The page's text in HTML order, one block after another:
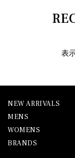
表
NEW ARRIVALS
MENS
WOMENS
BRANDS